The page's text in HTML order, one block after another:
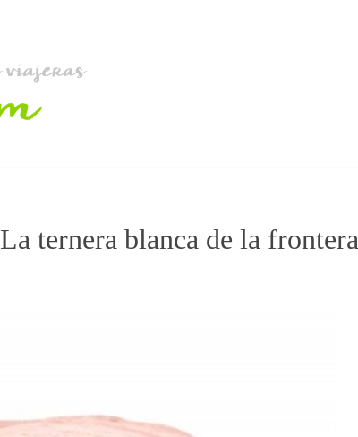
La ternera blanca de la frontera